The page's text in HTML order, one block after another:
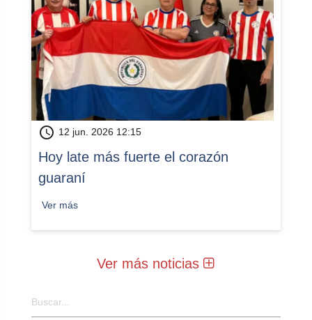
schedule 12 jun. 2026 12:15
Hoy late más fuerte el corazón
guaraní
Ver más
Ver más noticias